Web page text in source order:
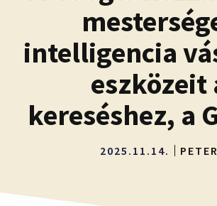
intelligencia
eszközeit
kereséshez, a
2025.11.14. PETER